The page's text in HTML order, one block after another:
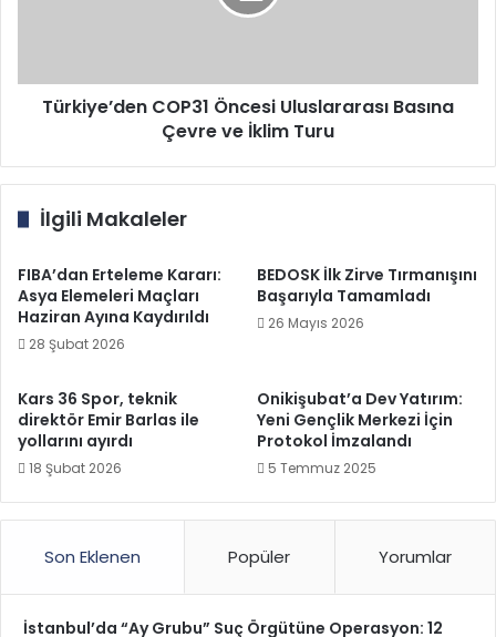
Turu
Türkiye’den COP31 Öncesi Uluslararası Basına
Çevre ve İklim Turu
İlgili Makaleler
FIBA’dan Erteleme Kararı:
Asya Elemeleri Maçları
Haziran Ayına Kaydırıldı
28 Şubat 2026
BEDOSK İlk Zirve Tırmanışını
Başarıyla Tamamladı
26 Mayıs 2026
Kars 36 Spor, teknik
direktör Emir Barlas ile
yollarını ayırdı
18 Şubat 2026
Onikişubat’a Dev Yatırım:
Yeni Gençlik Merkezi İçin
Protokol İmzalandı
5 Temmuz 2025
Son Eklenen Popüler Yorumlar
İstanbul’da “Ay Grubu” Suç Örgütüne Operasyon: 12